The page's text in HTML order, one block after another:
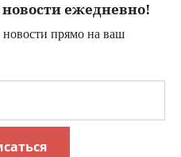
ежедневно!
прямо на ваш